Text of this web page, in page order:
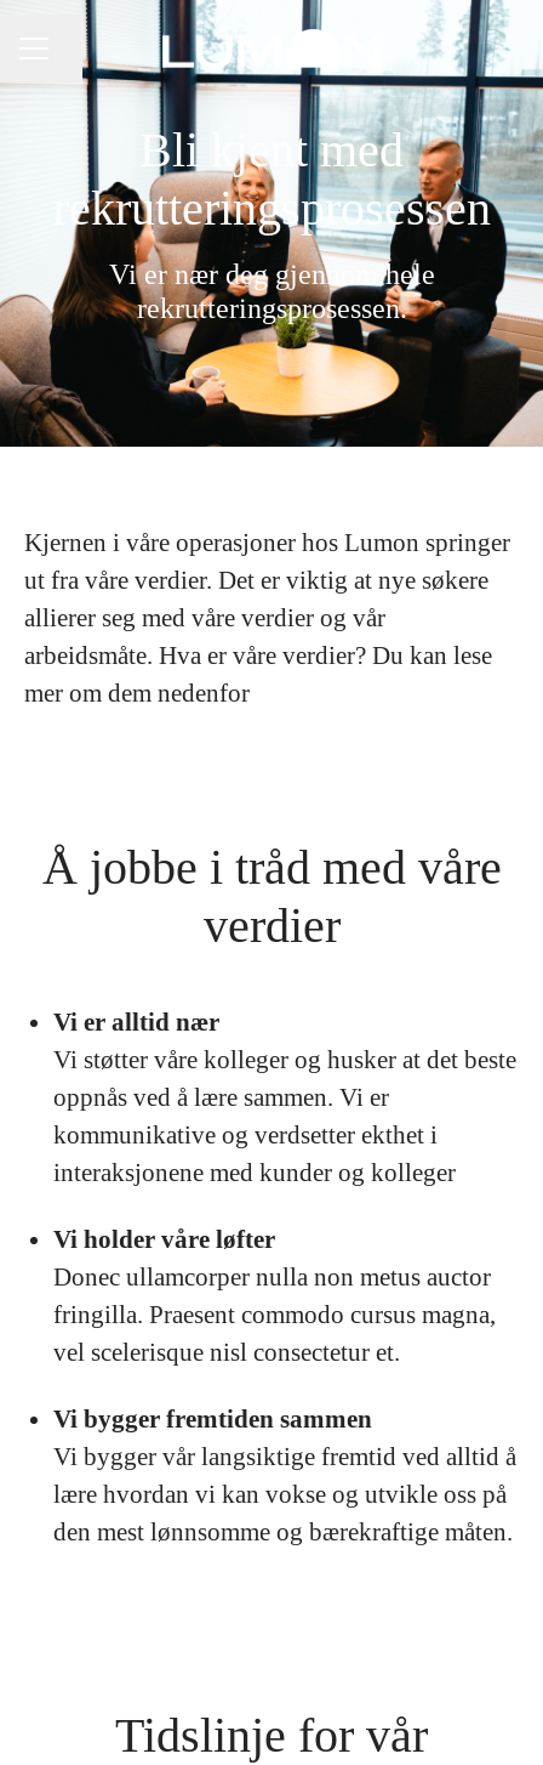
KARRIEREMENY
Del siden
Bli kjent med
rekrutteringsprosessen
Vi er nær deg gjennom hele
rekrutteringsprosessen.
Kjernen i våre operasjoner hos Lumon springer
ut fra våre verdier. Det er viktig at nye søkere
allierer seg med våre verdier og vår
arbeidsmåte. Hva er våre verdier? Du kan lese
mer om dem nedenfor
Å jobbe i tråd med våre
verdier
Vi er alltid nær
Vi støtter våre kolleger og husker at det beste
oppnås ved å lære sammen. Vi er
kommunikative og verdsetter ekthet i
interaksjonene med kunder og kolleger
Vi holder våre løfter
Donec ullamcorper nulla non metus auctor
fringilla. Praesent commodo cursus magna,
vel scelerisque nisl consectetur et.
Vi bygger fremtiden sammen
Vi bygger vår langsiktige fremtid ved alltid å
lære hvordan vi kan vokse og utvikle oss på
den mest lønnsomme og bærekraftige måten.
Tidslinje for vår